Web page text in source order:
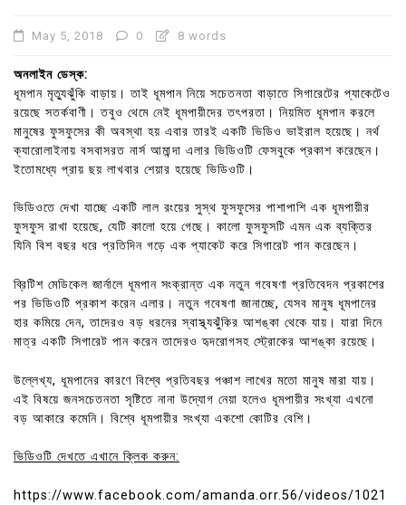
May 5, 2018 0 8 words
অনলাইন ডেস্ক:
ধূমপান মৃত্যুঝুঁকি বাড়ায়। তাই ধূমপান নিয়ে সচেতনতা বাড়াতে সিগারেটের প্যাকেটেও
রয়েছে সতর্কবাণী। তবুও থেমে নেই ধূমপায়ীদের তৎপরতা। নিয়মিত ধূমপান করলে
মানুষের ফুসফুসের কী অবস্থা হয় এবার তারই একটি ভিডিও ভাইরাল হয়েছে। নর্থ
ক্যারোলাইনায় বসবাসরত নার্স আমান্দা এলার ভিডিওটি ফেসবুকে প্রকাশ করেছেন।
ইতোমধ্যে প্রায় ছয় লাখবার শেয়ার হয়েছে ভিডিওটি।
ভিডিওতে দেখা যাচ্ছে একটি লাল রংয়ের সুস্থ ফুসফুসের পাশাপাশি এক ধূমপায়ীর
ফুসফুস রাখা হয়েছে, যেটি কালো হয়ে গেছে। কালো ফুসফুসটি এমন এক ব্যক্তির
যিনি বিশ বছর ধরে প্রতিদিন গড়ে এক প্যাকেট করে সিগারেট পান করেছেন।
ব্রিটিশ মেডিকেল জার্নালে ধূমপান সংক্রান্ত এক নতুন গবেষণা প্রতিবেদন প্রকাশের
পর ভিডিওটি প্রকাশ করেন এলার। নতুন গবেষণা জানাচ্ছে, যেসব মানুষ ধূমপানের
হার কমিয়ে দেন, তাদেরও বড় ধরনের স্বাস্থ্যঝুঁকির আশঙ্কা থেকে যায়। যারা দিনে
মাত্র একটি সিগারেট পান করেন তাদেরও হৃদরোগসহ স্ট্রোকের আশঙ্কা রয়েছে।
উল্লেখ্য, ধূমপানের কারণে বিশ্বে প্রতিবছর পঞ্চাশ লাখের মতো মানুষ মারা যায়।
এই বিষয়ে জনসচেতনতা সৃষ্টিতে নানা উদ্যোগ নেয়া হলেও ধূমপায়ীর সংখ্যা এখনো
বড় আকারে কমেনি। বিশ্বে ধূমপায়ীর সংখ্যা একশো কোটির বেশি।
ভিডিওটি দেখতে এখানে ক্লিক করুন:
https://www.facebook.com/amanda.orr.56/videos/1021